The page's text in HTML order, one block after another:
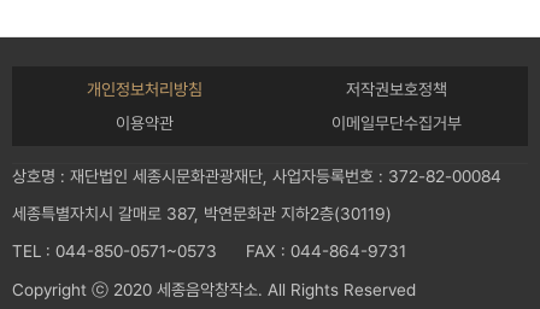
개인정보처리방침
저작권보호정책
이용약관
이메일무단수집거부
상호명 : 재단법인 세종시문화관광재단, 사업자등록번호 : 372-82-00084
세종특별자치시 갈매로 387, 박연문화관 지하2층(30119)
TEL : 044-850-0571~0573 FAX : 044-864-9731
Copyright ⓒ 2020 세종음악창작소. All Rights Reserved